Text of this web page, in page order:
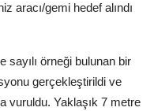
aracı/gemi hedef alındı
sayılı örneği bulunan bir
gerçekleştirildi ve
vuruldu. Yaklaşık 7 metre